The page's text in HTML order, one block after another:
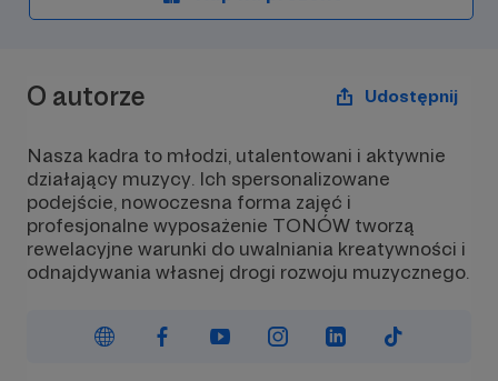
O autorze Udostępnij
Nasza kadra to młodzi, utalentowani i aktywnie
działający muzycy. Ich spersonalizowane
podejście, nowoczesna forma zajęć i
profesjonalne wyposażenie TONÓW tworzą
rewelacyjne warunki do uwalniania kreatywności i
odnajdywania własnej drogi rozwoju muzycznego.